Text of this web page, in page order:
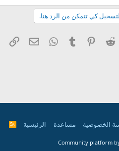
كي تتمكن من الرد هنا.
Reddit
Pinterest
Tumblr
WhatsApp
البريد
الخصوصية مساعدة الرئيسية
R
Community platform